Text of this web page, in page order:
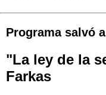
Programa salvó
"La ley de la
Farkas